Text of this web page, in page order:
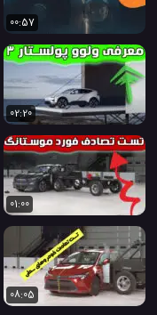
00:57
02:20
01:00
08:05